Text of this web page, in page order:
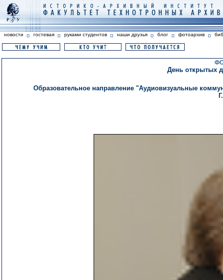
новости гостевая руками студентов наши друзья блог фотоархив
День открытых
Образовательное направление "Аудиовизуальные